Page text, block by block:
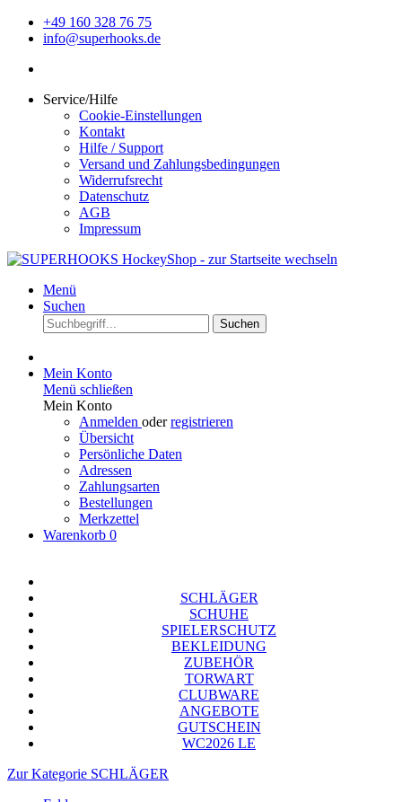
+49 160 328 76 75
info@superhooks.de
Service/Hilfe
Cookie-Einstellungen
Kontakt
Hilfe / Support
Versand und Zahlungsbedingungen
Widerrufsrecht
Datenschutz
AGB
Impressum
Menü
Suchen
Suchen
Mein Konto
Menü schließen
Mein Konto
Anmelden oderregistrieren
Übersicht
Persönliche Daten
Adressen
Zahlungsarten
Bestellungen
Merkzettel
Warenkorb 0
SCHLÄGER
SCHUHE
SPIELERSCHUTZ
BEKLEIDUNG
ZUBEHÖR
TORWART
CLUBWARE
ANGEBOTE
GUTSCHEIN
WC2026 LE
Zur Kategorie SCHLÄGER